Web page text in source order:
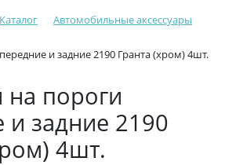
Каталог
Автомобильные аксессуары
и задние 2190 Гранта (хром) 4шт.
на пороги
и задние 2190
4шт.